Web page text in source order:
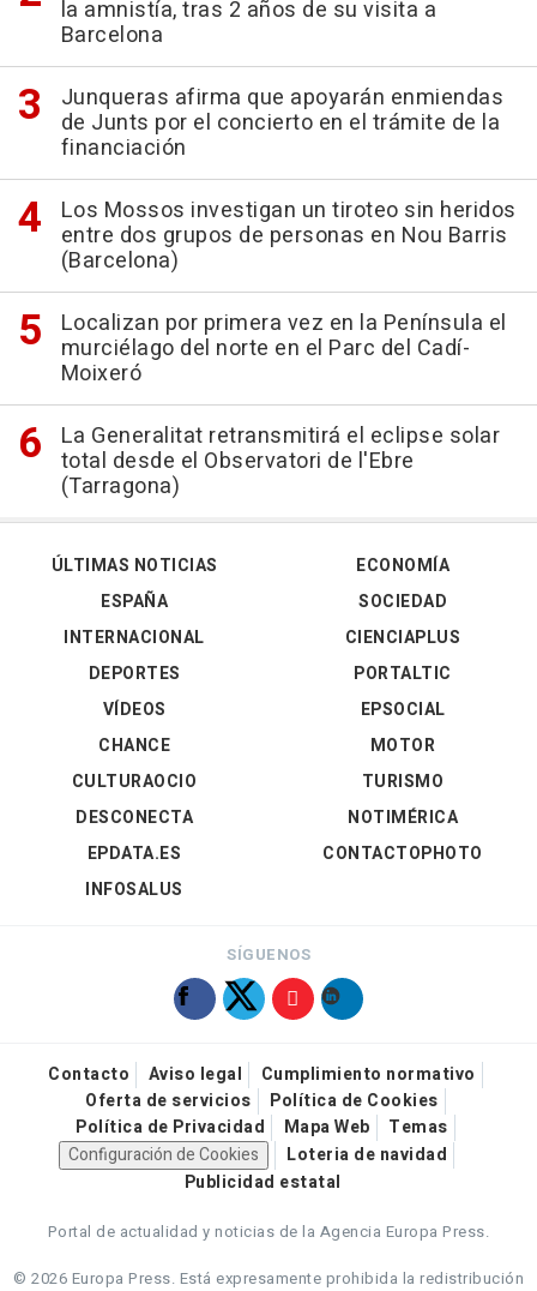
la amnistía, tras 2 años de su visita a
Barcelona
Junqueras afirma que apoyarán enmiendas
de Junts por el concierto en el trámite de la
financiación
Los Mossos investigan un tiroteo sin heridos
entre dos grupos de personas en Nou Barris
(Barcelona)
Localizan por primera vez en la Península el
murciélago del norte en el Parc del Cadí-
Moixeró
La Generalitat retransmitirá el eclipse solar
total desde el Observatori de l'Ebre
(Tarragona)
ÚLTIMAS NOTICIAS
ESPAÑA
INTERNACIONAL
DEPORTES
VÍDEOS
ECONOMÍA
SOCIEDAD
CIENCIAPLUS
PORTALTIC
EPSOCIAL
CHANCE
CULTURAOCIO
DESCONECTA
EPDATA.ES
INFOSALUS
MOTOR
TURISMO
NOTIMÉRICA
CONTACTOPHOTO
SÍGUENOS
Contacto Aviso legal
Cumplimiento normativo
Oferta de servicios
Política de Cookies
Política de Privacidad
Mapa Web
Temas
Configuración de Cookies
Loteria de navidad
Publicidad estatal
Portal de actualidad y noticias de la Agencia Europa Press.
© 2026 Europa Press. Está expresamente prohibida la redistribución